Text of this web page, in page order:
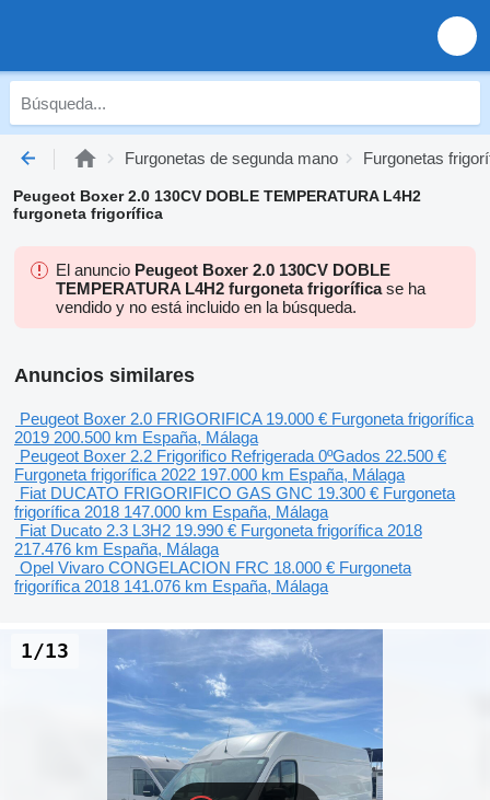
Furgonetas de segunda mano Furgonetas
Peugeot Boxer 2.0 130CV DOBLE TEMPERATURA L4H2
furgoneta frigorífica
El anuncio Peugeot Boxer 2.0 130CV DOBLE
TEMPERATURA L4H2 furgoneta frigoríficase ha
vendido y no está incluido en la búsqueda.
Anuncios similares
Peugeot Boxer 2.0 FRIGORIFICA 19.000 € Furgoneta frigorífica
2019 200.500 km España, Málaga
Peugeot Boxer 2.2 Frigorifico Refrigerada 0ºGados 22.500 €
Furgoneta frigorífica 2022 197.000 km España, Málaga
Fiat DUCATO FRIGORIFICO GAS GNC 19.300 € Furgoneta
frigorífica 2018 147.000 km España, Málaga
Fiat Ducato 2.3 L3H2 19.990 € Furgoneta frigorífica 2018
217.476 km España, Málaga
Opel Vivaro CONGELACION FRC 18.000 € Furgoneta
frigorífica 2018 141.076 km España, Málaga
1/13